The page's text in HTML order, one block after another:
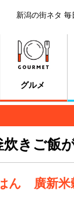
新潟の街ネタ 毎
グルメ
炊きご
ん 廣新米